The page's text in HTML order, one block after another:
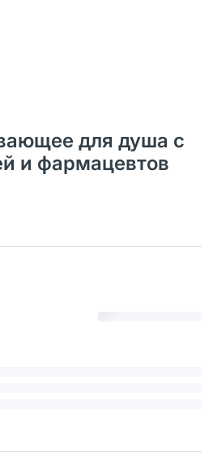
для душа с
и фармацевтов